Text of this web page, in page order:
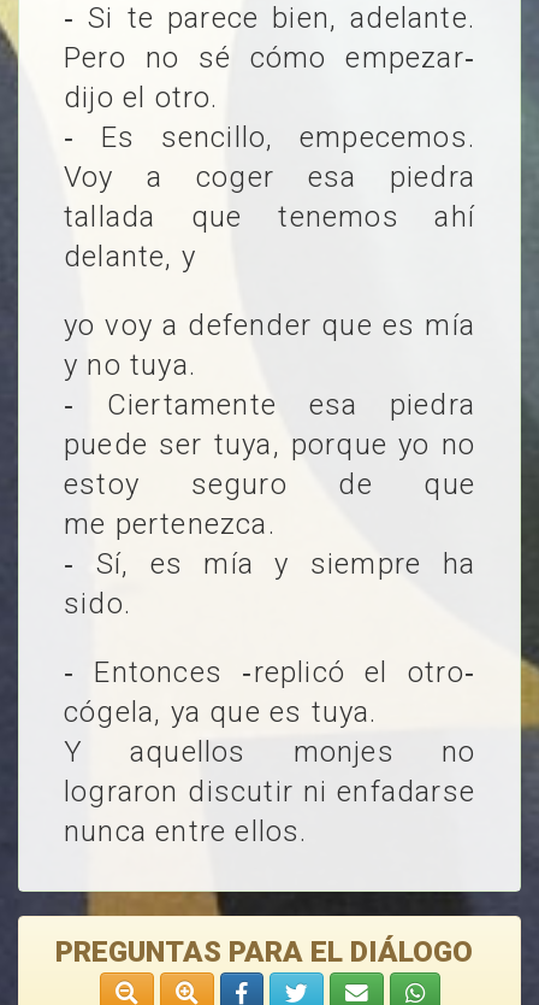
‐ Si te parece bien, adelante.
Pero no sé cómo empezar‐
dijo el otro.
‐ Es sencillo, empecemos.
Voy a coger esa piedra
tallada que tenemos ahí
delante, y
yo voy a defender que es mía
y no tuya.
‐ Ciertamente esa piedra
puede ser tuya, porque yo no
estoy seguro de que
me pertenezca.
‐ Sí, es mía y siempre ha
sido.
‐ Entonces ‐replicó el otro‐
cógela, ya que es tuya.
Y aquellos monjes no
lograron discutir ni enfadarse
nunca entre ellos.
PREGUNTAS PARA EL DIÁLOGO